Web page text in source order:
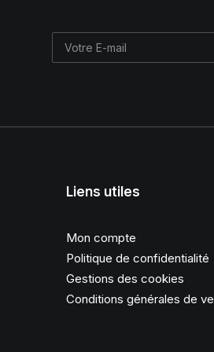
Liens utiles
Mon compte
Politique de confidentialité
Gestions des cookies
Conditions générales de